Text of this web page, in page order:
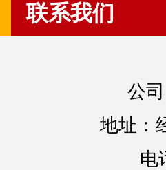
联系我们
公
地址：
电